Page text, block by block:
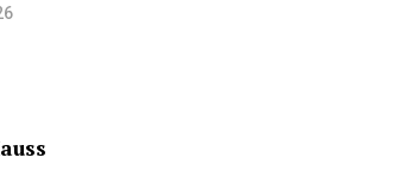
también será parte de las
automovilistas y motociclistas a